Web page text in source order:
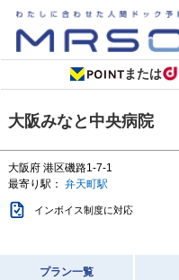
または
大阪みなと中央病院
大阪府 港区磯路1-7-1
最寄り駅： 弁天町駅
インボイス制度に対応
プラン一覧